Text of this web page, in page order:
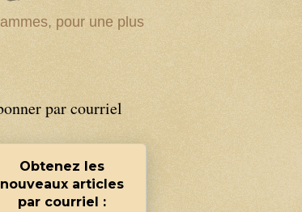
pour une plus
par courriel
Obtenez les
nouveaux articles
par courriel :